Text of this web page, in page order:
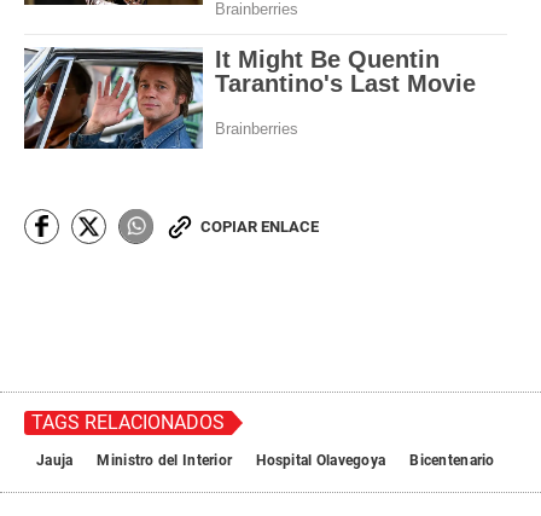
COPIAR ENLACE
TAGS RELACIONADOS
Jauja Ministro del Interior Hospital Olavegoya Bicentenario